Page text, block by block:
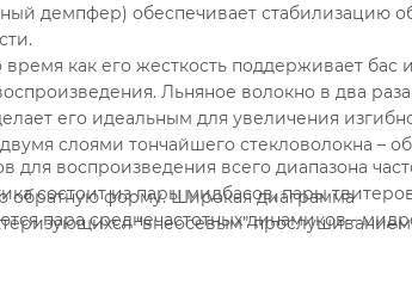
демпфер) обеспечивает стабилизацию
как его жесткость поддерживает бас
Льняное волокно в два
его идеальным для увеличения
слоями тончайшего стекловолокна –
обратную форму. Широкая диаграмма
“внеосевым”
воспроизведения всего диапазона
состоит из пары мидбасов, пары
пара среднечастотных динамиков -